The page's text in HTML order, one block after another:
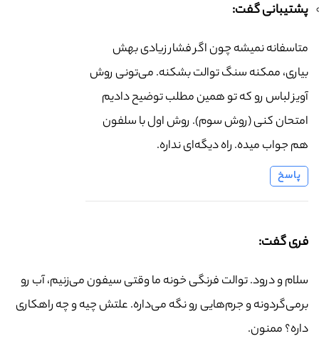
پشتیبانی گفت:
متاسفانه نمیشه چون اگر فشار زیادی بهش
بیاری، ممکنه سنگ توالت بشکنه. می‌تونی روش
آویز لباس رو که تو همین مطلب توضیح دادیم
امتحان کنی (روش سوم). روش اول با سلفون
هم جواب میده. راه دیگه‌ای نداره.
پاسخ
فری گفت:
سلام و درود. توالت فرنگی خونه ما وقتی سیفون می‌زنیم، آب رو
برمی‌گردونه و جرم‌هایی رو نگه می‌داره. علتش چیه و چه راهکاری
داره؟ ممنون.